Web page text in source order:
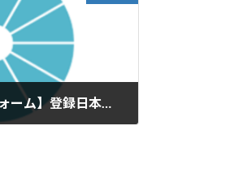
文部科学省｜【検索フォーム】登録日本語教員案内